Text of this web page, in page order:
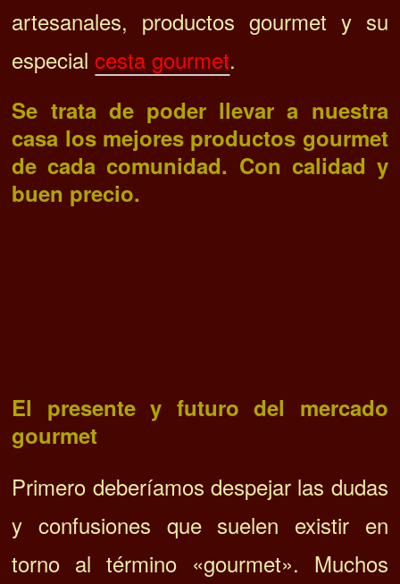
artesanales, productos gourmet y su
especialcesta gourmet.
Se trata de poder llevar a nuestra
casa los mejores productos gourmet
de cada comunidad. Con calidad y
buen precio.
El presente y futuro del mercado
gourmet
Primero deberíamos despejar las dudas
y confusiones que suelen existir en
torno al término «gourmet». Muchos